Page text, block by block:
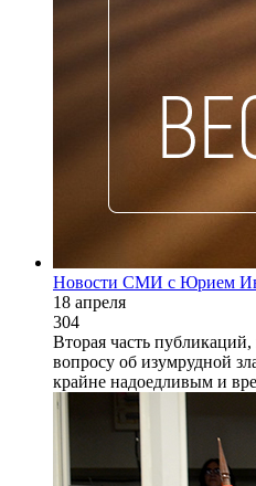
Новости СМИ с Юрием
18 апреля
304
Вторая часть
вопросу об изумрудной
крайне надоедливым и